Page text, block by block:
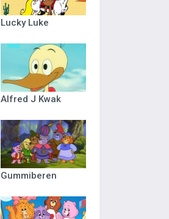
Lucky Luke
Alfred J Kwak
Gummiberen